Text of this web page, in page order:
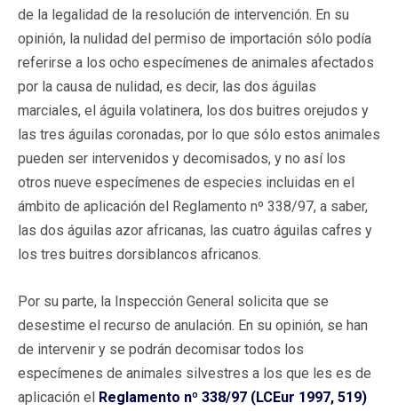
de la legalidad de la resolución de intervención. En su
opinión, la nulidad del permiso de importación sólo podía
referirse a los ocho especímenes de animales afectados
por la causa de nulidad, es decir, las dos águilas
marciales, el águila volatinera, los dos buitres orejudos y
las tres águilas coronadas, por lo que sólo estos animales
pueden ser intervenidos y decomisados, y no así los
otros nueve especímenes de especies incluidas en el
ámbito de aplicación del Reglamento nº 338/97, a saber,
las dos águilas azor africanas, las cuatro águilas cafres y
los tres buitres dorsiblancos africanos.
Por su parte, la Inspección General solicita que se
desestime el recurso de anulación. En su opinión, se han
de intervenir y se podrán decomisar todos los
especímenes de animales silvestres a los que les es de
aplicación el Reglamento nº 338/97 (LCEur 1997, 519)